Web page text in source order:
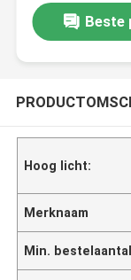
Beste
Hoog licht:
Merknaam
Min. bestelaantal